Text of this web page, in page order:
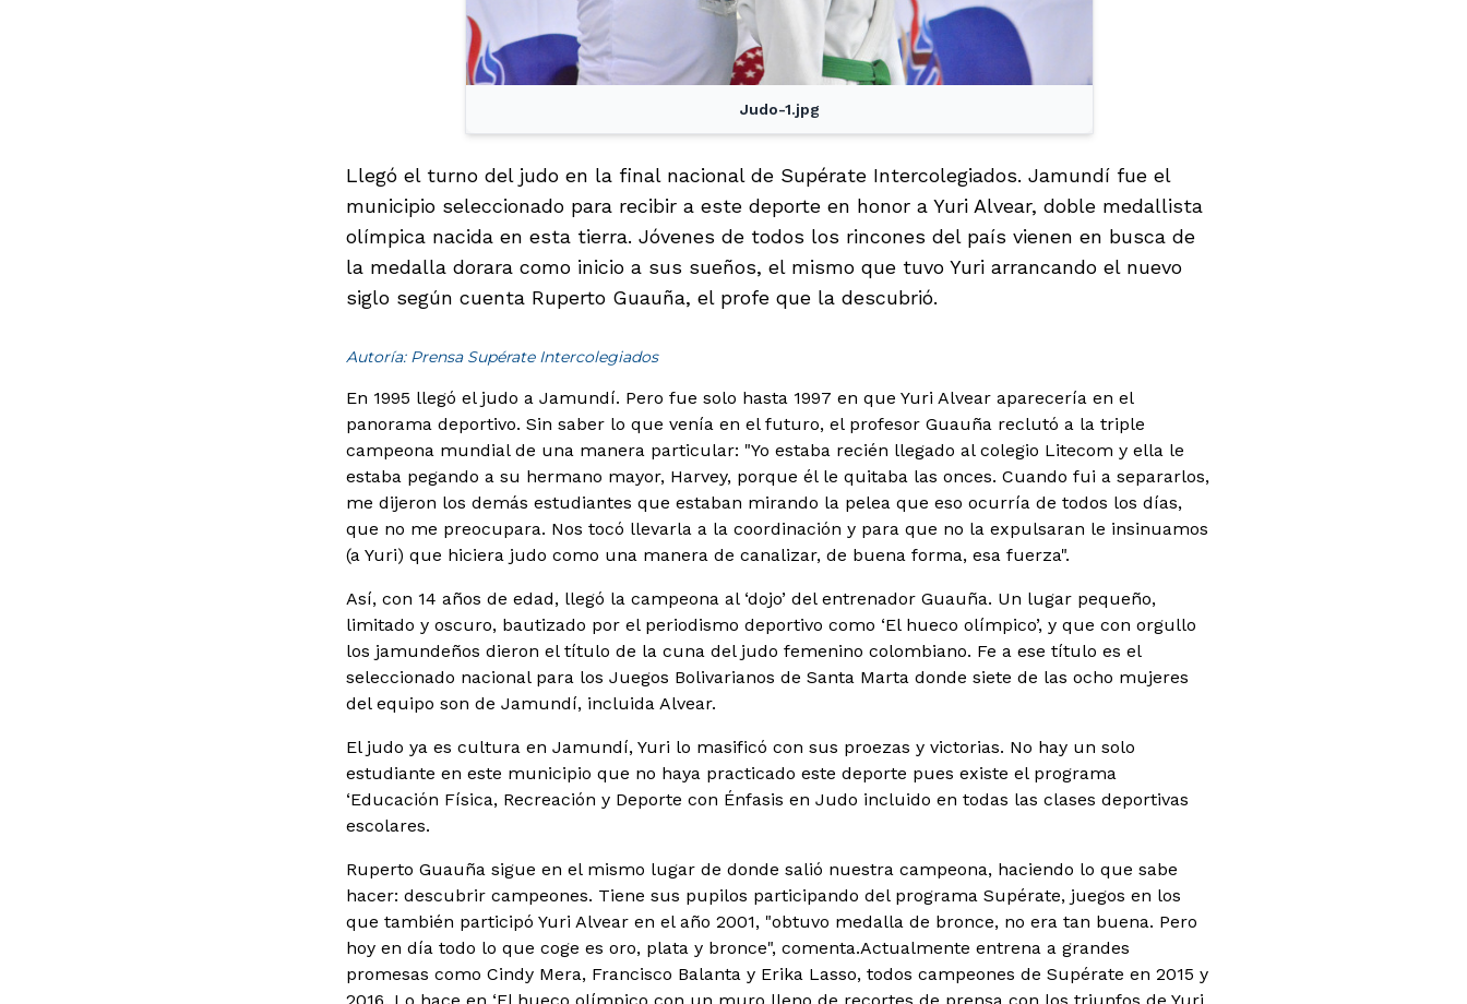
Judo-1.jpg
Llegó el turno del judo en la final nacional de Supérate Intercolegiados. Jamundí fue el
municipio seleccionado para recibir a este deporte en honor a Yuri Alvear, doble medallista
olímpica nacida en esta tierra. Jóvenes de todos los rincones del país vienen en busca de
la medalla dorara como inicio a sus sueños, el mismo que tuvo Yuri arrancando el nuevo
siglo según cuenta Ruperto Guauña, el profe que la descubrió.
Autoría: Prensa Supérate Intercolegiados
En 1995 llegó el judo a Jamundí. Pero fue solo hasta 1997 en que Yuri Alvear aparecería en el
panorama deportivo. Sin saber lo que venía en el futuro, el profesor Guauña reclutó a la triple
campeona mundial de una manera particular: "Yo estaba recién llegado al colegio Litecom y ella le
estaba pegando a su hermano mayor, Harvey, porque él le quitaba las onces. Cuando fui a separarlos,
me dijeron los demás estudiantes que estaban mirando la pelea que eso ocurría de todos los días,
que no me preocupara. Nos tocó llevarla a la coordinación y para que no la expulsaran le insinuamos
(a Yuri) que hiciera judo como una manera de canalizar, de buena forma, esa fuerza".
Así, con 14 años de edad, llegó la campeona al ‘dojo’ del entrenador Guauña. Un lugar pequeño,
limitado y oscuro, bautizado por el periodismo deportivo como ‘El hueco olímpico’, y que con orgullo
los jamundeños dieron el título de la cuna del judo femenino colombiano. Fe a ese título es el
seleccionado nacional para los Juegos Bolivarianos de Santa Marta donde siete de las ocho mujeres
del equipo son de Jamundí, incluida Alvear.
El judo ya es cultura en Jamundí, Yuri lo masificó con sus proezas y victorias. No hay un solo
estudiante en este municipio que no haya practicado este deporte pues existe el programa
‘Educación Física, Recreación y Deporte con Énfasis en Judo incluido en todas las clases deportivas
escolares.
Ruperto Guauña sigue en el mismo lugar de donde salió nuestra campeona, haciendo lo que sabe
hacer: descubrir campeones. Tiene sus pupilos participando del programa Supérate, juegos en los
que también participó Yuri Alvear en el año 2001, "obtuvo medalla de bronce, no era tan buena. Pero
hoy en día todo lo que coge es oro, plata y bronce", comenta.Actualmente entrena a grandes
promesas como Cindy Mera, Francisco Balanta y Erika Lasso, todos campeones de Supérate en 2015 y
2016. Lo hace en ‘El hueco olímpico con un muro lleno de recortes de prensa con los triunfos de Yuri